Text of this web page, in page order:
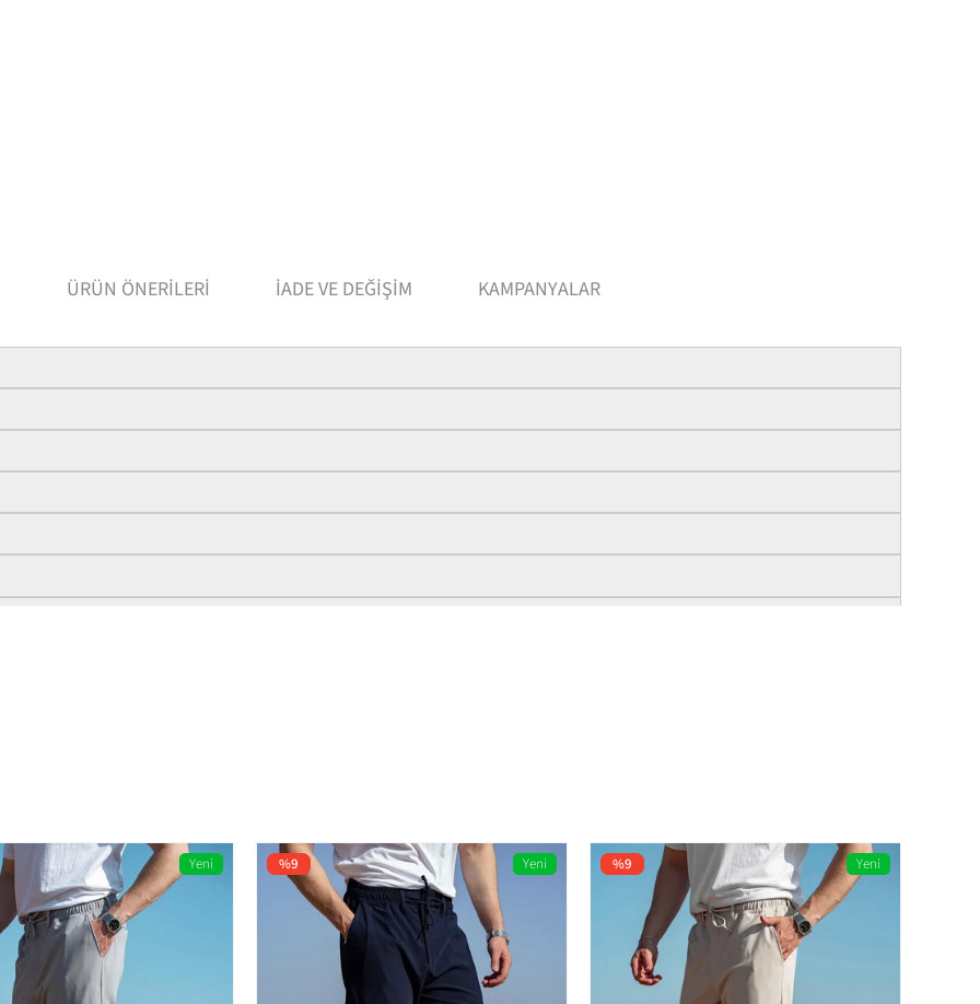
ÜRÜN ÖNERILERI İADE VE DEĞIŞIM KAMPANYALAR
Günlük
Günlük Trend
Dokuma
Normal Bel
Yeni
%9
Yeni
%9
Yeni
Ürün